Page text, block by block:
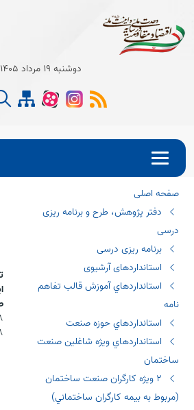
Open
دوشنبه 19 مرداد 1405
صفحه اصلی
دفتر پژوهش، طرح و برنامه ریزی
درسی
برنامه ریزی درسی
استانداردهای آرشیوی
استانداردهاي آموزش قالب تفاهم
نامه
استانداردهاي حوزه صنعت
اﺳﺘﺎﻧﺪاردھﺎي وﻳﮋه ﺷﺎﻏﻠﯿﻦ ﺻﻨﻌﺖ
ﺳﺎﺧﺘﻤﺎن
٢ وﻳﮋه ﻛﺎرﮔﺮان ﺻﻨﻌﺖ ﺳﺎﺧﺘﻤﺎن
(ﻣﺮﺑﻮط ﺑﻪ ﺑﯿﻤﻪ ﻛﺎرﮔﺮان ﺳﺎﺧﺘﻤﺎﻧﻲ)